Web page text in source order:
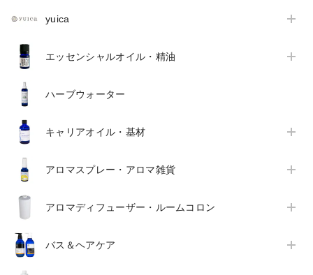
yuica
エッセンシャルオイル・精油
ハーブウォーター
キャリアオイル・基材
アロマスプレー・アロマ雑貨
アロマディフューザー・ルームコロン
バス＆ヘアケア